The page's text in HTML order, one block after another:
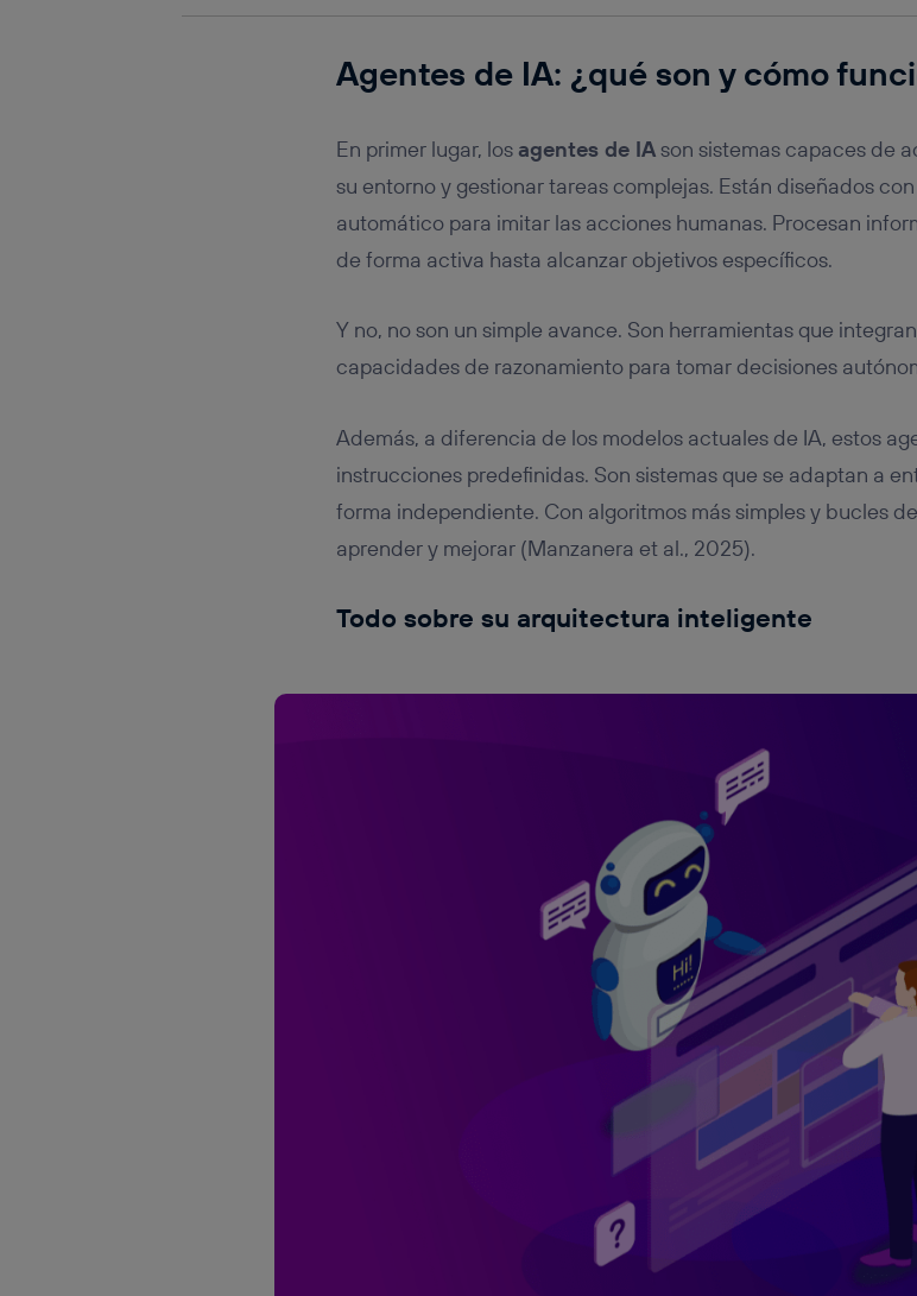
Agentes de IA: ¿qué son y cómo
En primer lugar, los agentes de IAson sistemas capaces de
su entorno y gestionar tareas complejas. Están diseñados
automático para imitar las acciones humanas. Procesan
de forma activa hasta alcanzar objetivos específicos.
Y no, no son un simple avance. Son herramientas que
capacidades de razonamiento para tomar decisiones
Además, a diferencia de los modelos actuales de IA, estos
instrucciones predefinidas. Son sistemas que se adaptan a
forma independiente. Con algoritmos más simples y bucles de
aprender y mejorar (Manzanera et al., 2025).
Todo sobre su arquitectura inteligente